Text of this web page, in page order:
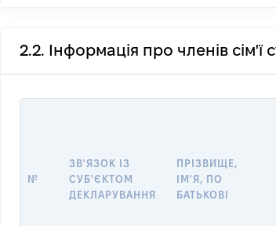
2.2. Інформація про членів сім'ї
№
ЗВ'ЯЗОК ІЗ
СУБ'ЄКТОМ
ДЕКЛАРУВАННЯ
ПРІЗВИЩЕ,
ІМ'Я, ПО
БАТЬКОВІ